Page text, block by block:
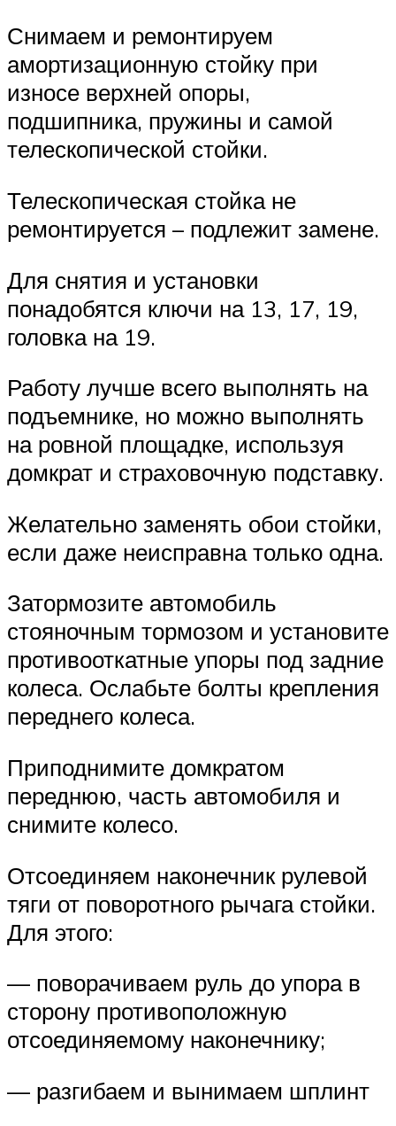
Снимаем и ремонтируем
амортизационную стойку при
износе верхней опоры,
подшипника, пружины и самой
телескопической стойки.
Телескопическая стойка не
ремонтируется – подлежит замене.
Для снятия и установки
понадобятся ключи на 13, 17, 19,
головка на 19.
Работу лучше всего выполнять на
подъемнике, но можно выполнять
на ровной площадке, используя
домкрат и страховочную подставку.
Желательно заменять обои стойки,
если даже неисправна только одна.
Затормозите автомобиль
стояночным тормозом и установите
противооткатные упоры под задние
колеса. Ослабьте болты крепления
переднего колеса.
Приподнимите домкратом
переднюю, часть автомобиля и
снимите колесо.
Отсоединяем наконечник рулевой
тяги от поворотного рычага стойки.
Для этого:
— поворачиваем руль до упора в
сторону противоположную
отсоединяемому наконечнику;
— разгибаем и вынимаем шплинт